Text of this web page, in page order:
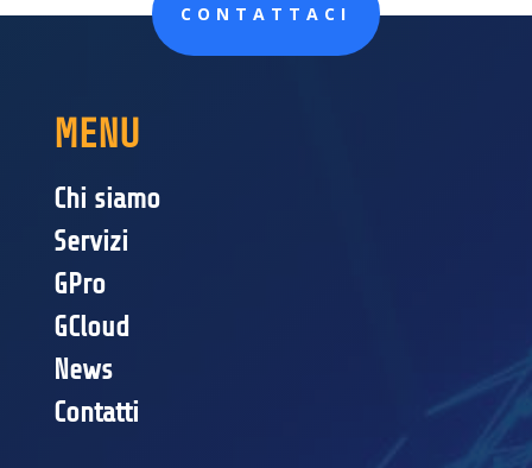
CONTATTACI
MENU
Chi siamo
Servizi
GPro
GCloud
News
Contatti